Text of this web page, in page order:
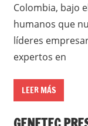
Colombia, bajo
humanos que
líderes
expertos en
LEER MÁS